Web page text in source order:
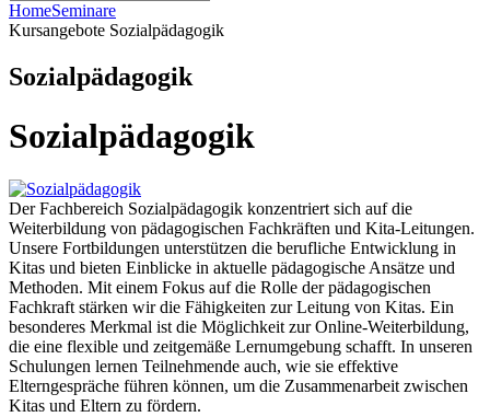
HomeSeminare
Kursangebote Sozialpädagogik
Sozialpädagogik
Sozialpädagogik
Der Fachbereich Sozialpädagogik konzentriert sich auf die
Weiterbildung von pädagogischen Fachkräften und Kita-Leitungen.
Unsere Fortbildungen unterstützen die berufliche Entwicklung in
Kitas und bieten Einblicke in aktuelle pädagogische Ansätze und
Methoden. Mit einem Fokus auf die Rolle der pädagogischen
Fachkraft stärken wir die Fähigkeiten zur Leitung von Kitas. Ein
besonderes Merkmal ist die Möglichkeit zur Online-Weiterbildung,
die eine flexible und zeitgemäße Lernumgebung schafft. In unseren
Schulungen lernen Teilnehmende auch, wie sie effektive
Elterngespräche führen können, um die Zusammenarbeit zwischen
Kitas und Eltern zu fördern.